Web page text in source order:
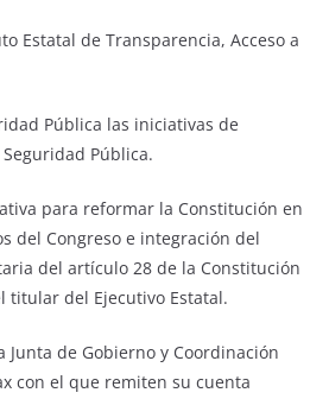
Estatal de Transparencia, Acceso a
Pública las iniciativas de
Pública.
para reformar la Constitución en
del Congreso e integración del
del artículo 28 de la Constitución
titular del Ejecutivo Estatal.
de Gobierno y Coordinación
con el que remiten su cuenta